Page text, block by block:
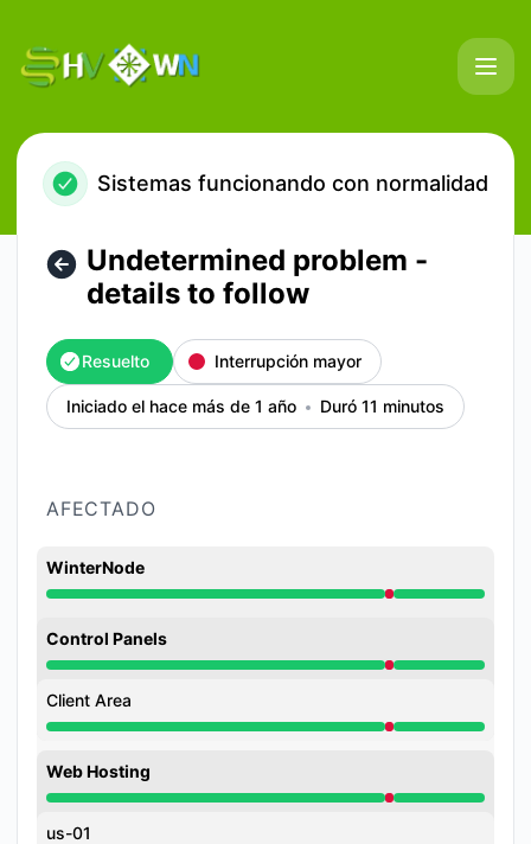
Sistemas funcionando con normalidad
Undetermined problem -
details to follow
Resuelto Interrupción mayor
Iniciado el hace más de 1 año Duró 11 minutos
AFECTADO
WinterNode
Interrupción mayor de 6:51 PM a 7:02 PM
Control Panels
Interrupción mayor de 6:51 PM a 7:02 PM
Client Area
Interrupción mayor de 6:51 PM a 7:02 PM
Web Hosting
Interrupción mayor de 6:51 PM a 7:02 PM
us-01